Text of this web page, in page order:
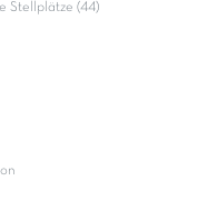
Stellplätze (44)